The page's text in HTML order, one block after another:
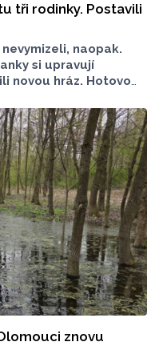
tři rodinky. Postavili
naopak.
si upravují
novou hráz. Hotovo
znovu